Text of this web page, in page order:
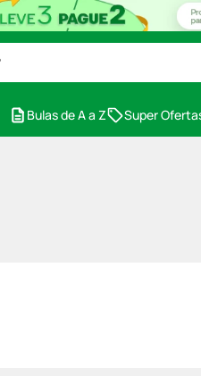
Bulas de A a Z Super